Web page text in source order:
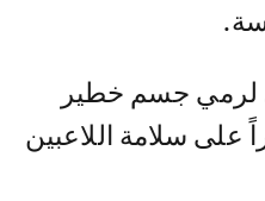
لرمي جسم خطير
على سلامة اللاعبين